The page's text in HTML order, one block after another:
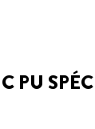
PU